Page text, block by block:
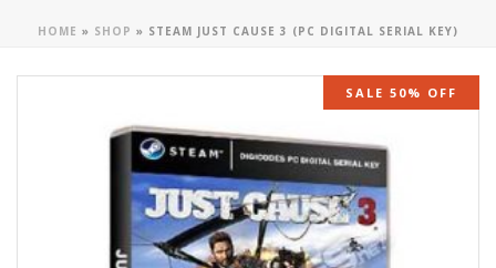
HOME » SHOP » STEAM JUST CAUSE 3 (PC DIGITAL SERIAL KEY)
SALE 50% OFF